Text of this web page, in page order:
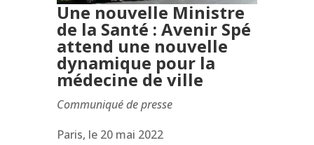
Une nouvelle Ministre
de la Santé : Avenir Spé
attend une nouvelle
dynamique pour la
médecine de ville
Communiqué de presse
Paris, le 20 mai 2022